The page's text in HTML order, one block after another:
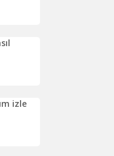
izle